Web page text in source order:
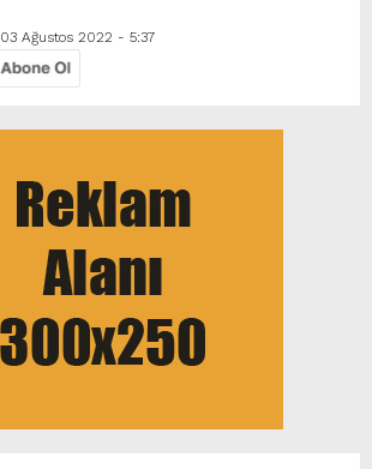
03 Ağustos 2022 - 5:37